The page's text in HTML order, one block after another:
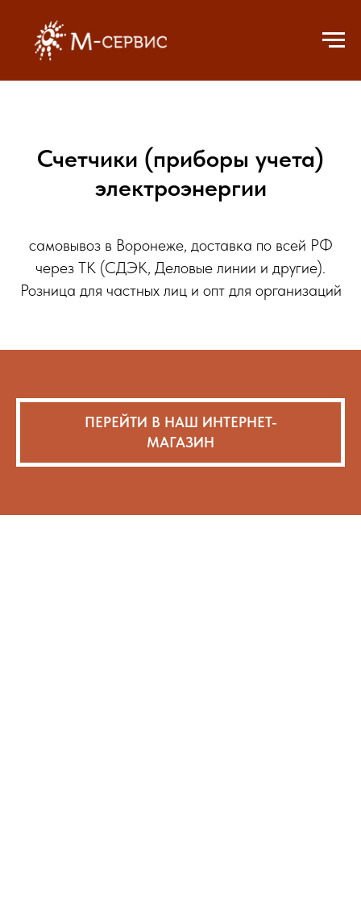
Счетчики (приборы учета)
электроэнергии
самовывоз в Воронеже, доставка по всей РФ
через ТК (СДЭК, Деловые линии и другие).
Розница для частных лиц и опт для организаций
ПЕРЕЙТИ В НАШ ИНТЕРНЕТ-
МАГАЗИН